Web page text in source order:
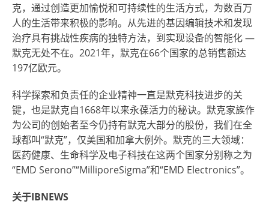
克，通过创造更加愉悦和可持续性的生活方式，为数百万
人的生活带来积极的影响。从先进的基因编辑技术和发现
治疗具有挑战性疾病的独特方法，到实现设备的智能化 —
默克无处不在。2021年，默克在66个国家的总销售额达
197亿欧元。
科学探索和负责任的企业精神一直是默克科技进步的关
键，也是默克自1668年以来永葆活力的秘诀。默克家族作
为公司的创始者至今仍持有默克大部分的股份，我们在全
球都叫“默克”，仅美国和加拿大例外。默克的三大领域：
医药健康、生命科学及电子科技在这两个国家分别称之为
“EMD Serono”“MilliporeSigma”和“EMD Electronics”。
关于IBNEWS